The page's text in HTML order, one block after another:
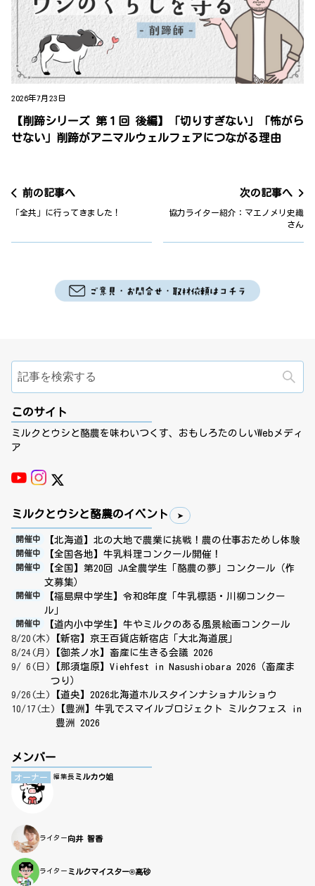
2026年7月23日
【削蹄シリーズ 第１回 後編】「切りすぎない」「怖がら
せない」削蹄がアニマルウェルフェアにつながる理由
前の記事へ
「全共」に行ってきました！
次の記事へ
協力ライター紹介：マエノメリ史織
さん
このサイト
ミルクとウシと酪農を味わいつくす、おもしろたのしいWebメディ
ア
ミルクとウシと酪農のイベント
開催中 【北海道】北の大地で農業に挑戦！農の仕事おためし体験
開催中 【全国各地】牛乳料理コンクール開催！
開催中
【全国】第20回 JA全農学生「酪農の夢」コンクール（作
文募集）
開催中
【福島県中学生】令和8年度「牛乳標語・川柳コンクー
ル」
開催中
【道内小中学生】牛やミルクのある風景絵画コンクール
8/20(木)
【新宿】京王百貨店新宿店「大北海道展」
8/24(月)
【御茶ノ水】畜産に生きる会議 2026
9/ 6(日)
【那須塩原】Viehfest in Nasushiobara 2026（畜産ま
つり）
9/26(土)
【道央】2026北海道ホルスタインナショナルショウ
10/17(土)
【豊洲】牛乳でスマイルプロジェクト ミルクフェス in
豊洲 2026
メンバー
オーナー 編集長 ミルカウ姐
ライター 向井 智香
ライター ミルクマイスター®高砂